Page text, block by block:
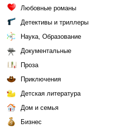
Любовные романы
Детективы и триллеры
Наука, Образование
Документальные
Проза
Приключения
Детская литература
Дом и семья
Бизнес